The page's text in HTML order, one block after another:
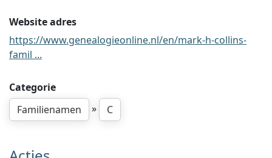
Website adres
https://www.genealogieonline.nl/en/mark-h-collins-
famil ...
Categorie
Familienamen
» C